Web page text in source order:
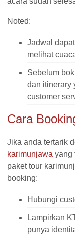
Noted:
Jadwal
melihat
Sebelum
dan itinerary
customer
Cara
Jika anda tertarik
karimunjawa yang
paket tour
booking:
Hubungi
Lampirkan
punya